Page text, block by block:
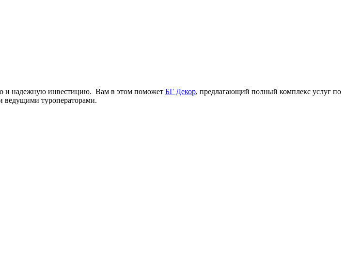
но и надежную инвестицию. Вам в этом поможет БГ Декор, предлагающий полный комплекс услуг по
ведущими туроператoрами.